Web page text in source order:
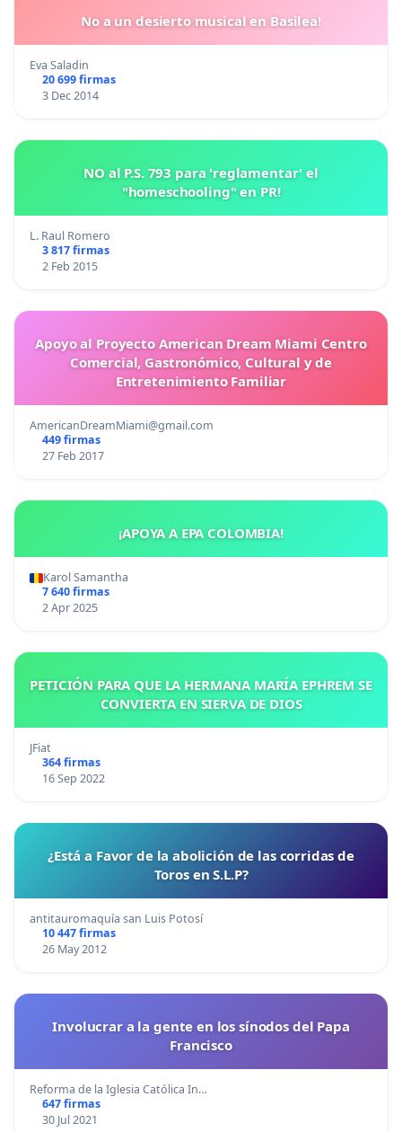
No a un desierto musical en Basilea!
Eva Saladin
20 699 firmas
3 Dec 2014
NO al P.S. 793 para 'reglamentar' el
"homeschooling" en PR!
L. Raul Romero
3 817 firmas
2 Feb 2015
Apoyo al Proyecto American Dream Miami Centro
Comercial, Gastronómico, Cultural y de
Entretenimiento Familiar
AmericanDreamMiami@gmail.com
449 firmas
27 Feb 2017
¡APOYA A EPA COLOMBIA!
Karol Samantha
7 640 firmas
2 Apr 2025
PETICIÓN PARA QUE LA HERMANA MARÍA EPHREM SE
CONVIERTA EN SIERVA DE DIOS
JFiat
364 firmas
16 Sep 2022
¿Está a Favor de la abolición de las corridas de
Toros en S.L.P?
antitauromaquía san Luis Potosí
10 447 firmas
26 May 2012
Involucrar a la gente en los sínodos del Papa
Francisco
Reforma de la Iglesia Católica In…
647 firmas
30 Jul 2021